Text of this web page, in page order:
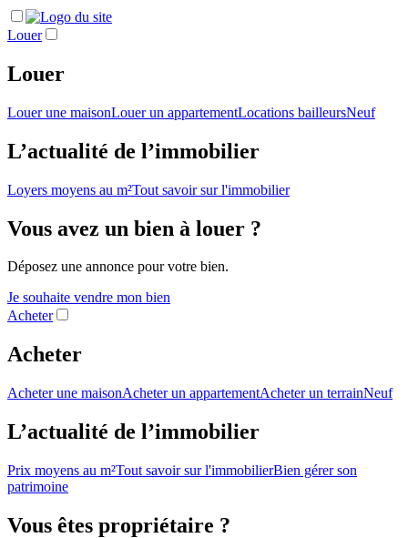
Louer
Louer
Louer une maisonLouer un appartementLocations bailleursNeuf
L’actualité de l’immobilier
Loyers moyens au m²Tout savoir sur l'immobilier
Vous avez un bien à louer ?
Déposez une annonce pour votre bien.
Je souhaite vendre mon bien
Acheter
Acheter
Acheter une maisonAcheter un appartementAcheter un terrainNeuf
L’actualité de l’immobilier
Prix moyens au m²Tout savoir sur l'immobilierBien gérer son
patrimoine
Vous êtes propriétaire ?